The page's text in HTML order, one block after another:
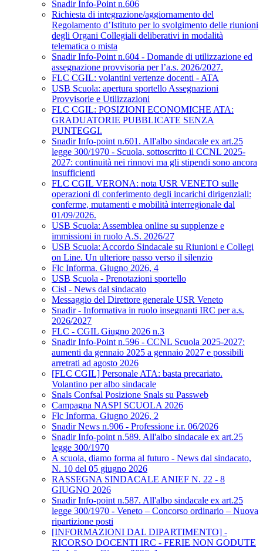
Snadir Info-Point n.606
Richiesta di integrazione/aggiornamento del
Regolamento d’Istituto per lo svolgimento delle riunioni
degli Organi Collegiali deliberativi in modalità
telematica o mista
Snadir Info-Point n.604 - Domande di utilizzazione ed
assegnazione provvisoria per l’a.s. 2026/2027.
FLC CGIL: volantini vertenze docenti - ATA
USB Scuola: apertura sportello Assegnazioni
Provvisorie e Utilizzazioni
FLC CGIL: POSIZIONI ECONOMICHE ATA:
GRADUATORIE PUBBLICATE SENZA
PUNTEGGI.
Snadir Info-point n.601. All'albo sindacale ex art.25
legge 300/1970 - Scuola, sottoscritto il CCNL 2025-
2027: continuità nei rinnovi ma gli stipendi sono ancora
insufficienti
FLC CGIL VERONA: nota USR VENETO sulle
operazioni di conferimento degli incarichi dirigenziali:
conferme, mutamenti e mobilità interregionale dal
01/09/2026.
USB Scuola: Assemblea online su supplenze e
immissioni in ruolo A.S. 2026/27
USB Scuola: Accordo Sindacale su Riunioni e Collegi
on Line. Un ulteriore passo verso il silenzio
Flc Informa. Giugno 2026, 4
USB Scuola - Prenotazioni sportello
Cisl - News dal sindacato
Messaggio del Direttore generale USR Veneto
Snadir - Informativa in ruolo insegnanti IRC per a.s.
2026/2027
FLC - CGIL Giugno 2026 n.3
Snadir Info-Point n.596 - CCNL Scuola 2025-2027:
aumenti da gennaio 2025 a gennaio 2027 e possibili
arretrati ad agosto 2026
[FLC CGIL] Personale ATA: basta precariato.
Volantino per albo sindacale
Snals Confsal Posizione Snals su Passweb
Campagna NASPI SCUOLA 2026
Flc Informa. Giugno 2026, 2
Snadir News n.906 - Professione i.r. 06/2026
Snadir Info-point n.589. All'albo sindacale ex art.25
legge 300/1970
A scuola, diamo forma al futuro - News dal sindacato,
N. 10 del 05 giugno 2026
RASSEGNA SINDACALE ANIEF N. 22 - 8
GIUGNO 2026
Snadir Info-point n.587. All'albo sindacale ex art.25
legge 300/1970 - Veneto – Concorso ordinario – Nuova
ripartizione posti
[INFORMAZIONI DAL DIPARTIMENTO] -
RICORSO DOCENTI IRC - FERIE NON GODUTE